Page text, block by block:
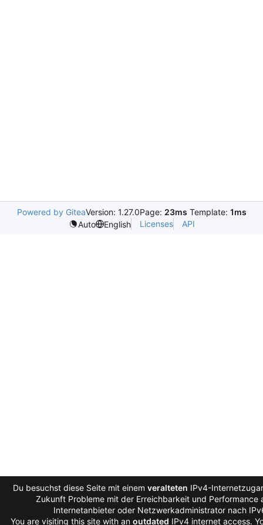
Powered by GiteaVersion: 1.27.0Page: 23ms Template: 1ms
Auto
English Licenses API
Du besuchst diese Seite mit einem veralteten IPv4-
Zukunft Probleme mit der Erreichbarkeit und Performance
Internetanbieter oder Netzwerkadministrator nach
You are visiting this site with an outdated IPv4 internet access.